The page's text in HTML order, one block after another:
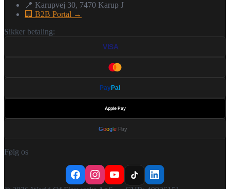
📍 Karupvej 30, 7470 Karup J
🏢 B2B Portal →
Sikker betaling:
VISA
PayPal
Apple Pay
Google Pay
Følg os